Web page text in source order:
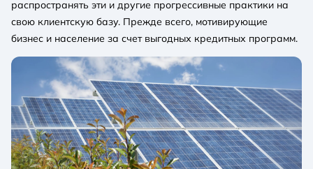
распространять эти и другие прогрессивные практики на
свою клиентскую базу. Прежде всего, мотивирующие
бизнес и население за счет выгодных кредитных программ.